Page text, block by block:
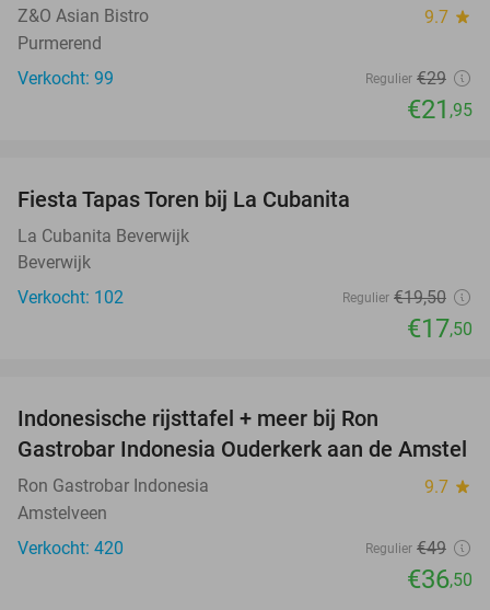
Z&O Asian Bistro 9.7 star
Purmerend
Verkocht: 99
Regulier €29
€21 ,95
Fiesta Tapas Toren bij La Cubanita
La Cubanita Beverwijk
Beverwijk
Verkocht: 102
Regulier €19,50
€17,50
Indonesische rijsttafel + meer bij Ron
Gastrobar Indonesia Ouderkerk aan de Amstel
Ron Gastrobar Indonesia 9.7 star
Amstelveen
Verkocht: 420
Regulier €49
€36,50